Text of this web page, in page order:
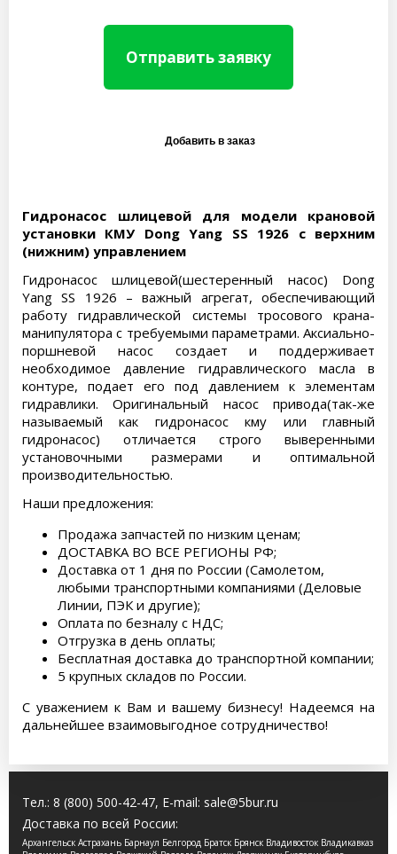
Отправить заявку
Гидронасос шлицевой для модели крановой
установки КМУ Dong Yang SS 1926 с верхним
(нижним) управлением
Гидронасос шлицевой(шестеренный насос) Dong
Yang SS 1926 – важный агрегат, обеспечивающий
работу гидравлической системы тросового крана-
манипулятора с требуемыми параметрами. Аксиально-
поршневой насос создает и поддерживает
необходимое давление гидравлического масла в
контуре, подает его под давлением к элементам
гидравлики. Оригинальный насос привода(так-же
называемый как гидронасос кму или главный
гидронасос) отличается строго выверенными
установочными размерами и оптимальной
производительностью.
Наши предложения:
Продажа запчастей по низким ценам;
ДОСТАВКА ВО ВСЕ РЕГИОНЫ РФ;
Доставка от 1 дня по России (Самолетом,
любыми транспортными компаниями (Деловые
Линии, ПЭК и другие);
Оплата по безналу с НДС;
Отгрузка в день оплаты;
Бесплатная доставка до транспортной компании;
5 крупных складов по России.
С уважением к Вам и вашему бизнесу! Надеемся на
дальнейшее взаимовыгодное сотрудничество!
Тел.: 8 (800) 500-42-47, E-mail: sale@5bur.ru
Доставка по всей России:
Архангельск Астрахань Барнаул Белгород Братск Брянск Владивосток Владикавказ